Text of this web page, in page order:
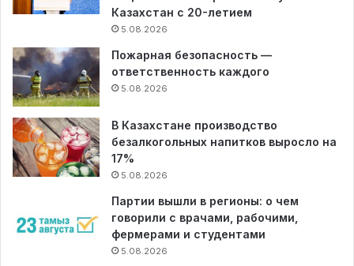
Казахстан с 20-летием
5.08.2026
Пожарная безопасность —
ответственность каждого
5.08.2026
В Казахстане производство
безалкогольных напитков выросло на
17%
5.08.2026
Партии вышли в регионы: о чем
говорили с врачами, рабочими,
фермерами и студентами
5.08.2026